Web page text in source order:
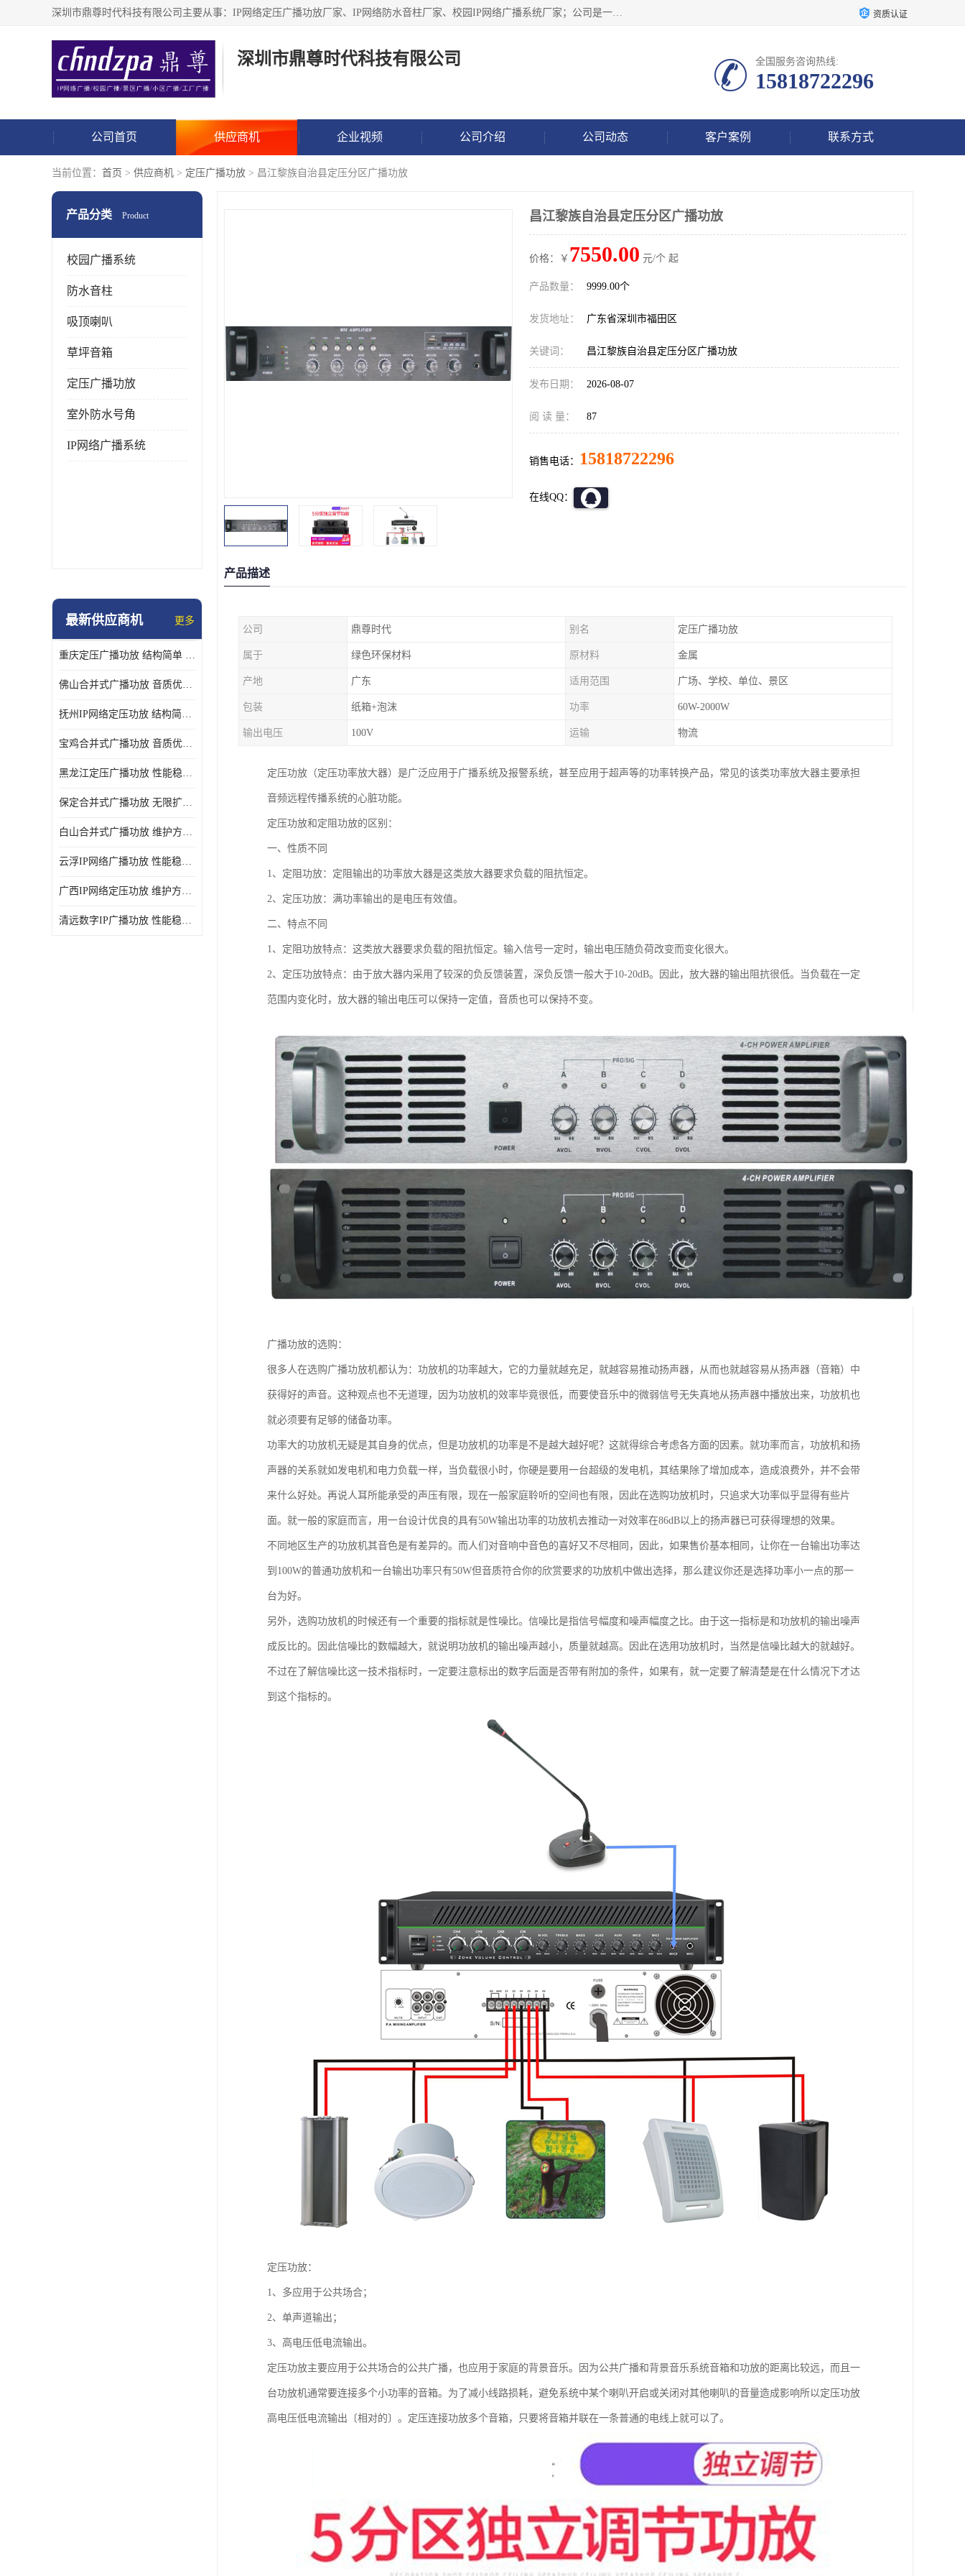
深圳市鼎尊时代科技有限公司主要从事：IP网络定压广播功放厂家、IP网络防水音柱厂家、校园IP网络广播系统厂家；公司是一家集研发、生产、销售公共广播器材于一体的现代电子科技企业。公司成立多年来，本着“自主研发技术、开拓稳定的产品”的宗旨，集多年的行业经验，引航广播行业的迅猛发展，使产品能够适应时代技术发展的需要。 资质认证
深圳市鼎尊时代科技有限公司 全国服务咨询热线:
15818722296
公司首页 供应商机 企业视频 公司介绍 公司动态 客户案例 联系方式
当前位置： 首页 > 供应商机 > 定压广播功放 > 昌江黎族自治县定压分区广播功放
产品分类 Product
校园广播系统
防水音柱
吸顶喇叭
草坪音箱
定压广播功放
室外防水号角
IP网络广播系统
最新供应商机 更多
重庆定压广播功放 结构简单 传输距离远
佛山合并式广播功放 音质优美清晰 输出电压大 电流小
抚州IP网络定压功放 结构简单 多应用于公共场合
宝鸡合并式广播功放 音质优美清晰 维护方便
黑龙江定压广播功放 性能稳定 无限扩容
保定合并式广播功放 无限扩容 设计结构简单
白山合并式广播功放 维护方便 多应用于公共场合
云浮IP网络广播功放 性能稳定 设计结构简单
广西IP网络定压功放 维护方便 多应用于公共场合
清远数字IP广播功放 性能稳定 传输距离远
昌江黎族自治县定压分区广播功放
价格：￥ 7550.00 元/个 起
产品数量： 9999.00个
发货地址： 广东省深圳市福田区
关键词： 昌江黎族自治县定压分区广播功放
发布日期： 2026-08-07
阅 读 量： 87
销售电话： 15818722296
在线QQ：
产品描述
公司 鼎尊时代 别名 定压广播功放
属于 绿色环保材料 原材料 金属
产地 广东 适用范围 广场、学校、单位、景区
包装 纸箱+泡沫 功率 60W-2000W
输出电压 100V 运输 物流
定压功放（定压功率放大器）是广泛应用于广播系统及报警系统，甚至应用于超声等的功率转换产品，常见的该类功率放大器主要承担
音频远程传播系统的心脏功能。
定压功放和定阻功放的区别：
一、性质不同
1、定阻功放：定阻输出的功率放大器是这类放大器要求负载的阻抗恒定。
2、定压功放：满功率输出的是电压有效值。
二、特点不同
1、定阻功放特点：这类放大器要求负载的阻抗恒定。输入信号一定时，输出电压随负荷改变而变化很大。
2、定压功放特点：由于放大器内采用了较深的负反馈装置，深负反馈一般大于10-20dB。因此，放大器的输出阻抗很低。当负载在一定
范围内变化时，放大器的输出电压可以保持一定值，音质也可以保持不变。
广播功放的选购：
很多人在选购广播功放机都认为：功放机的功率越大，它的力量就越充足，就越容易推动扬声器，从而也就越容易从扬声器（音箱）中
获得好的声音。这种观点也不无道理，因为功放机的效率毕竟很低，而要使音乐中的微弱信号无失真地从扬声器中播放出来，功放机也
就必须要有足够的储备功率。
功率大的功放机无疑是其自身的优点，但是功放机的功率是不是越大越好呢？这就得综合考虑各方面的因素。就功率而言，功放机和扬
声器的关系就如发电机和电力负载一样，当负载很小时，你硬是要用一台超级的发电机，其结果除了增加成本，造成浪费外，并不会带
来什么好处。再说人耳所能承受的声压有限，现在一般家庭聆听的空间也有限，因此在选购功放机时，只追求大功率似乎显得有些片
面。就一般的家庭而言，用一台设计优良的具有50W输出功率的功放机去推动一对效率在86dB以上的扬声器已可获得理想的效果。
不同地区生产的功放机其音色是有差异的。而人们对音响中音色的喜好又不尽相同，因此，如果售价基本相同，让你在一台输出功率达
到100W的普通功放机和一台输出功率只有50W但音质符合你的欣赏要求的功放机中做出选择，那么建议你还是选择功率小一点的那一
台为好。
另外，选购功放机的时候还有一个重要的指标就是性噪比。信噪比是指信号幅度和噪声幅度之比。由于这一指标是和功放机的输出噪声
成反比的。因此信噪比的数幅越大，就说明功放机的输出噪声越小，质量就越高。因此在选用功放机时，当然是信噪比越大的就越好。
不过在了解信噪比这一技术指标时，一定要注意标出的数字后面是否带有附加的条件，如果有，就一定要了解清楚是在什么情况下才达
到这个指标的。
定压功放：
1、多应用于公共场合；
2、单声道输出；
3、高电压低电流输出。
定压功放主要应用于公共场合的公共广播，也应用于家庭的背景音乐。因为公共广播和背景音乐系统音箱和功放的距离比较远，而且一
台功放机通常要连接多个小功率的音箱。为了减小线路损耗，避免系统中某个喇叭开启或关闭对其他喇叭的音量造成影响所以定压功放
高电压低电流输出〔相对的〕。定压连接功放多个音箱，只要将音箱并联在一条普通的电线上就可以了。